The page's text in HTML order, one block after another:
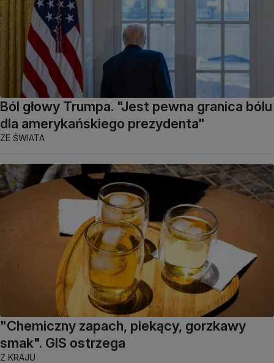
Ból głowy Trumpa. "Jest pewna granica bólu
dla amerykańskiego prezydenta"
ZE ŚWIATA
"Chemiczny zapach, piekący, gorzkawy
smak". GIS ostrzega
Z KRAJU